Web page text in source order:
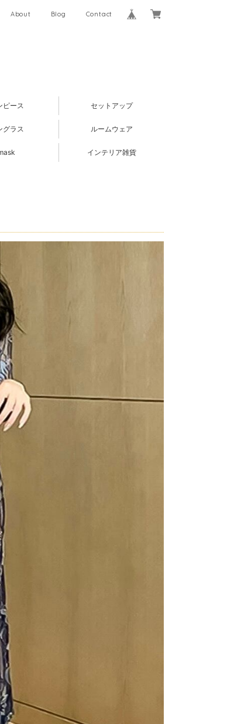
About Blog Contact
ピース セットアップ
グラス ルームウェア
インテリア雑貨